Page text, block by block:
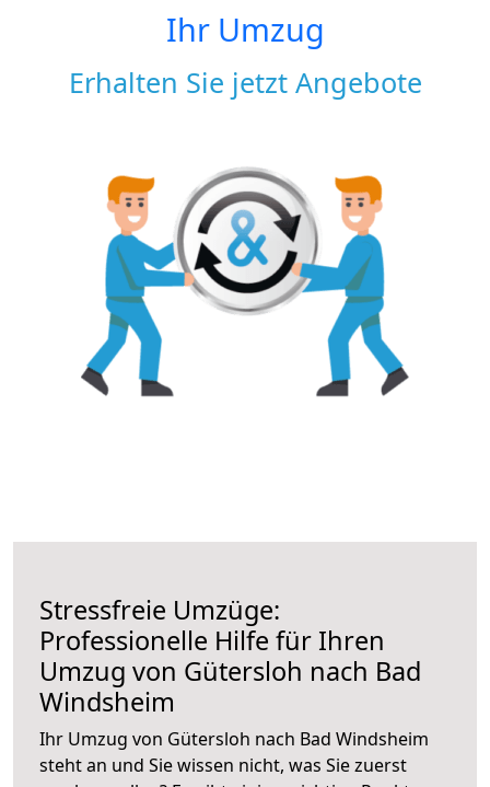
Ihr Umzug
Erhalten Sie jetzt Angebote
Stressfreie Umzüge:
Professionelle Hilfe für Ihren
Umzug von Gütersloh nach Bad
Windsheim
Ihr Umzug von Gütersloh nach Bad Windsheim
steht an und Sie wissen nicht, was Sie zuerst